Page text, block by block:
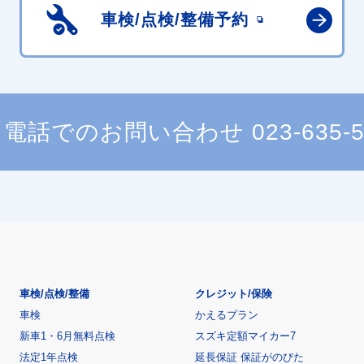
車検/点検/整備予約
電話でのお問い合わせ 023-635-
車検/点検/整備
車検
新車1・6月無料点検
法定1年点検
クレジット/保険
かえるプラン
スズキ定額マイカー7
延長保証 保証がのびた